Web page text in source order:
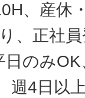
、産休
、正社
のみ
週4日以